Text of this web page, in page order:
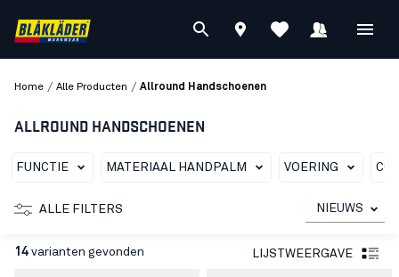
Home / Alle Producten / Allround Handschoenen
ALLROUND HANDSCHOENEN
FUNCTIE MATERIAAL HANDPALM VOERING
ALLE FILTERS NIEUWS
14 varianten gevonden LIJSTWEERGAVE